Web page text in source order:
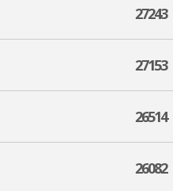
27243
27153
26514
26082